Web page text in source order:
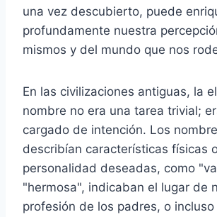
una vez descubierto, puede
profundamente nuestra
mismos y del mundo que nos
En las civilizaciones antiguas, la
nombre no era una tarea trivial;
cargado de intención. Los
describían características físicas
personalidad deseadas, como
"hermosa", indicaban el lugar de
profesión de los padres, o